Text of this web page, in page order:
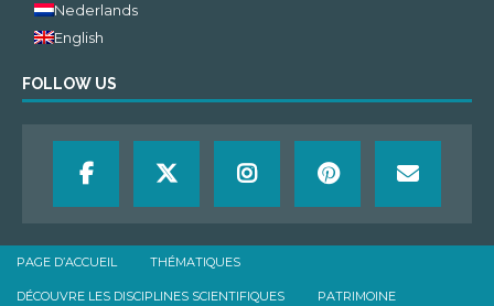
Nederlands
English
FOLLOW US
PAGE D’ACCUEIL THÉMATIQUES
DÉCOUVRE LES DISCIPLINES SCIENTIFIQUES PATRIMOINE